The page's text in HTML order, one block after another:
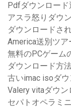
Pdfダウンロー
アスラ怒りダウ
ダウンロードさ
America送別ツ
無料のPCゲーム
ダウンロード方
古いimac isoダウ
Valery vitaダウ
セパトオペラミ